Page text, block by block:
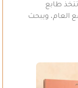
طابع
العام، ويبحث